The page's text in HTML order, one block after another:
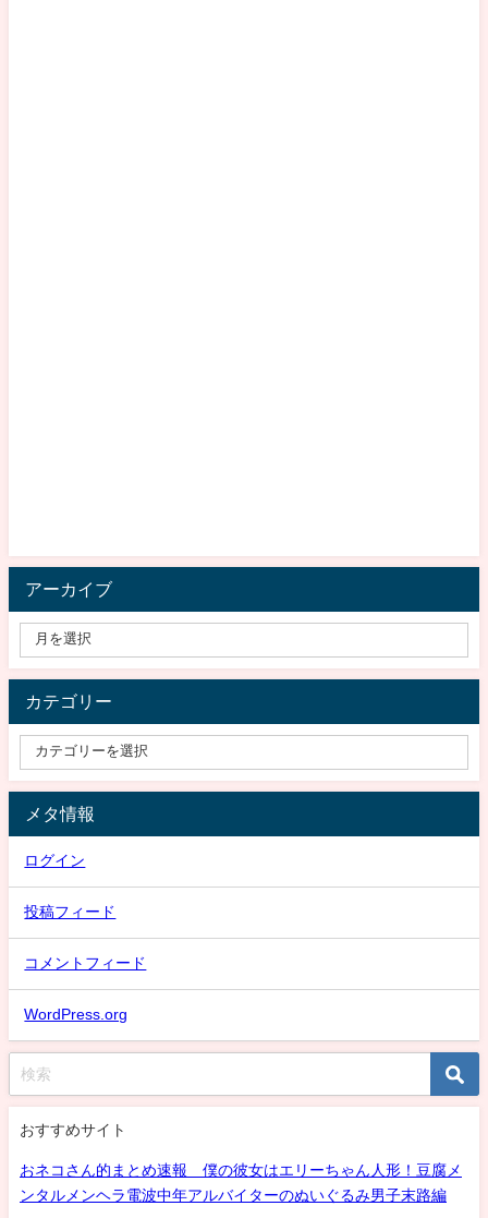
アーカイブ
カテゴリー
メタ情報
ログイン
投稿フィード
コメントフィード
WordPress.org
おすすめサイト
おネコさん的まとめ速報 僕の彼女はエリーちゃん人形！豆腐メ
ンタルメンヘラ電波中年アルバイターのぬいぐるみ男子末路編